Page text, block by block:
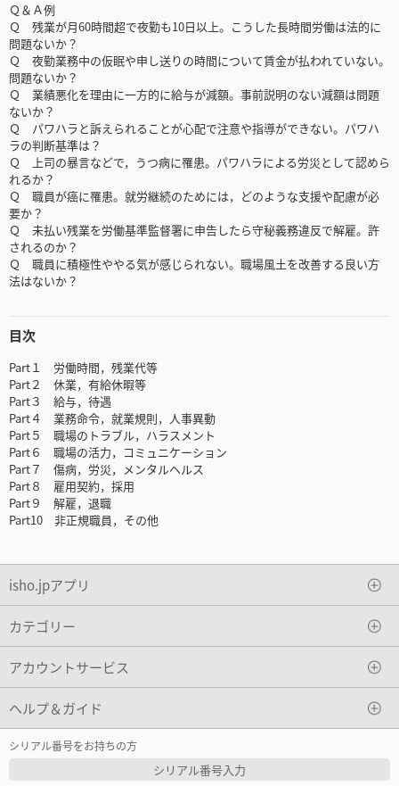
Ｑ＆Ａ例
Ｑ 残業が月60時間超で夜勤も10日以上。こうした長時間労働は法的に
問題ないか？
Ｑ 夜勤業務中の仮眠や申し送りの時間について賃金が払われていない。
問題ないか？
Ｑ 業績悪化を理由に一方的に給与が減額。事前説明のない減額は問題
ないか？
Ｑ パワハラと訴えられることが心配で注意や指導ができない。パワハ
ラの判断基準は？
Ｑ 上司の暴言などで，うつ病に罹患。パワハラによる労災として認めら
れるか？
Ｑ 職員が癌に罹患。就労継続のためには，どのような支援や配慮が必
要か？
Ｑ 未払い残業を労働基準監督署に申告したら守秘義務違反で解雇。許
されるのか？
Ｑ 職員に積極性ややる気が感じられない。職場風土を改善する良い方
法はないか？
目次
Part１ 労働時間，残業代等
Part２ 休業，有給休暇等
Part３ 給与，待遇
Part４ 業務命令，就業規則，人事異動
Part５ 職場のトラブル，ハラスメント
Part６ 職場の活力，コミュニケーション
Part７ 傷病，労災，メンタルヘルス
Part８ 雇用契約，採用
Part９ 解雇，退職
Part10 非正規職員，その他
isho.jpアプリ
カテゴリー
アカウントサービス
ヘルプ＆ガイド
シリアル番号をお持ちの方
シリアル番号入力